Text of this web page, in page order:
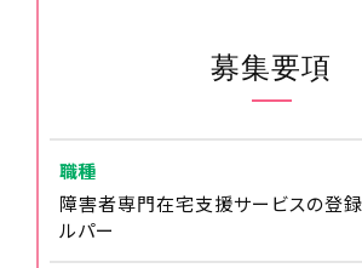
募集要項
職種
障害者専門在宅支援サービスの登
ルパー